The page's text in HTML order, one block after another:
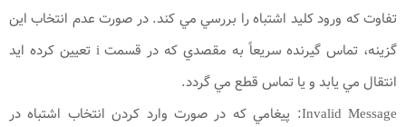
تفاوت که ورود کليد اشتباه را بررسي مي کند. در صورت عدم انتخاب اين
گزينه، تماس گيرنده سريعاً به مقصدي که در قسمت i تعيين کرده ايد
انتقال مي يابد و يا تماس قطع مي گردد.
Invalid Message: پيغامي که در صورت وارد کردن انتخاب اشتباه در